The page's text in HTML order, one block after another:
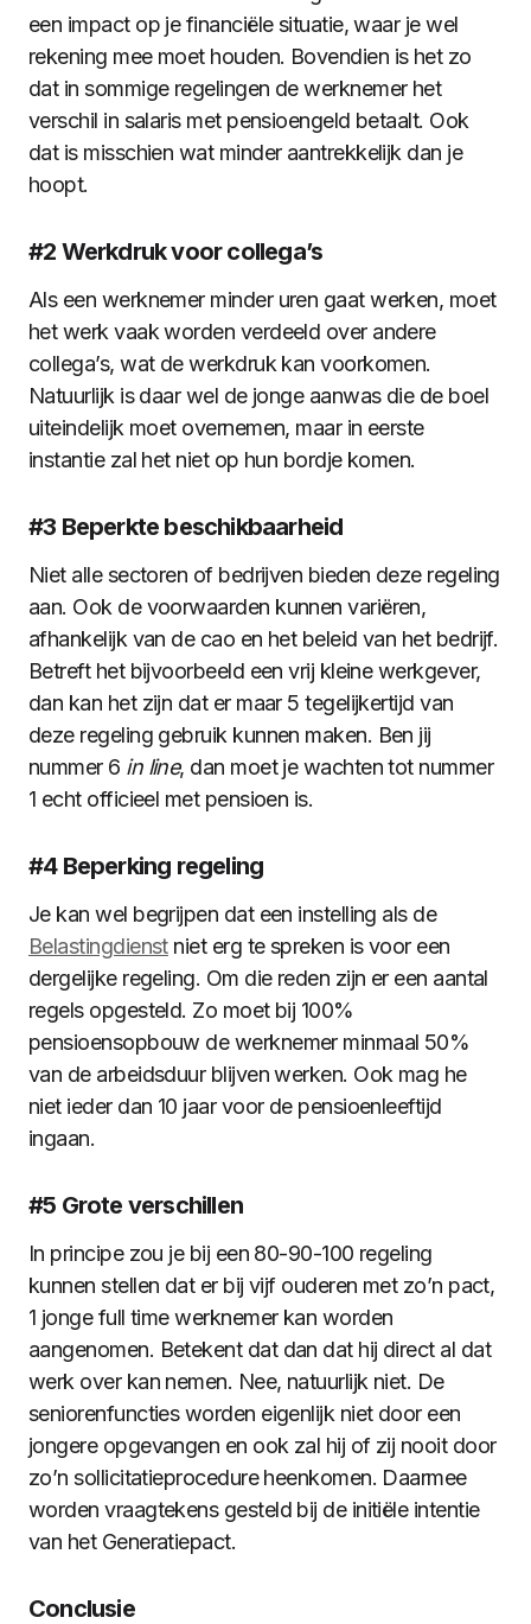
een impact op je financiële situatie, waar je wel
rekening mee moet houden. Bovendien is het zo
dat in sommige regelingen de werknemer het
verschil in salaris met pensioengeld betaalt. Ook
dat is misschien wat minder aantrekkelijk dan je
hoopt.
#2 Werkdruk voor collega’s
Als een werknemer minder uren gaat werken, moet
het werk vaak worden verdeeld over andere
collega’s, wat de werkdruk kan voorkomen.
Natuurlijk is daar wel de jonge aanwas die de boel
uiteindelijk moet overnemen, maar in eerste
instantie zal het niet op hun bordje komen.
#3 Beperkte beschikbaarheid
Niet alle sectoren of bedrijven bieden deze regeling
aan. Ook de voorwaarden kunnen variëren,
afhankelijk van de cao en het beleid van het bedrijf.
Betreft het bijvoorbeeld een vrij kleine werkgever,
dan kan het zijn dat er maar 5 tegelijkertijd van
deze regeling gebruik kunnen maken. Ben jij
nummer 6 in line, dan moet je wachten tot nummer
1 echt officieel met pensioen is.
#4 Beperking regeling
Je kan wel begrijpen dat een instelling als de
Belastingdienstniet erg te spreken is voor een
dergelijke regeling. Om die reden zijn er een aantal
regels opgesteld. Zo moet bij 100%
pensioensopbouw de werknemer minmaal 50%
van de arbeidsduur blijven werken. Ook mag he
niet ieder dan 10 jaar voor de pensioenleeftijd
ingaan.
#5 Grote verschillen
In principe zou je bij een 80-90-100 regeling
kunnen stellen dat er bij vijf ouderen met zo’n pact,
1 jonge full time werknemer kan worden
aangenomen. Betekent dat dan dat hij direct al dat
werk over kan nemen. Nee, natuurlijk niet. De
seniorenfuncties worden eigenlijk niet door een
jongere opgevangen en ook zal hij of zij nooit door
zo’n sollicitatieprocedure heenkomen. Daarmee
worden vraagtekens gesteld bij de initiële intentie
van het Generatiepact.
Conclusie